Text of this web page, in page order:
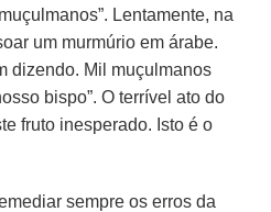
Lentamente, na
um murmúrio em árabe.
dizendo. Mil muçulmanos
bispo”. O terrível ato do
fruto inesperado. Isto é o
sempre os erros da